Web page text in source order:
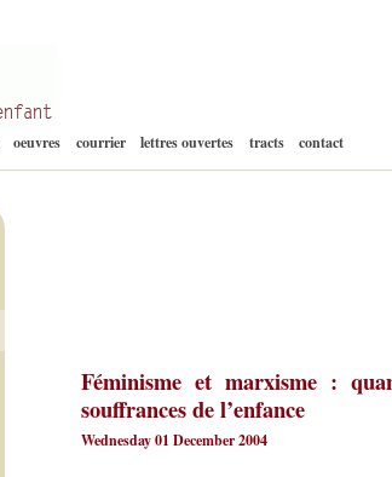
Aller
au
contenu
oeuvres courrier lettres ouvertes tracts contact
Féminisme et marxisme :
souffrances de l’enfance
Wednesday 01 December 2004